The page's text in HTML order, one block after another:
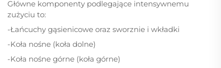
Główne komponenty podlegające intensywnemu
zużyciu to:
-Łańcuchy gąsienicowe oraz sworznie i wkładki
-Koła nośne (koła dolne)
-Koła nośne górne (koła górne)